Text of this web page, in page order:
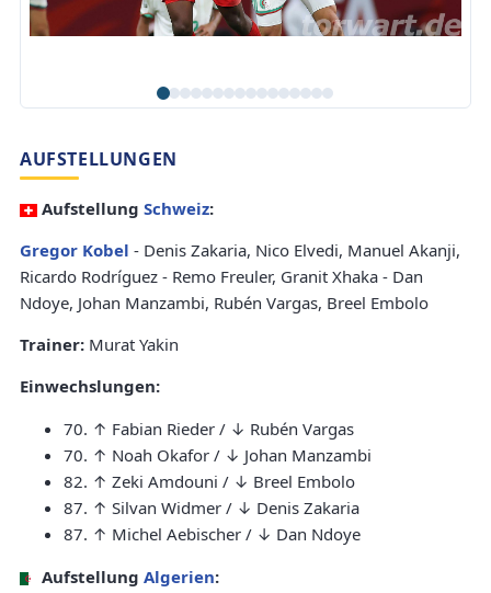
AUFSTELLUNGEN
Aufstellung Schweiz:
Gregor Kobel - Denis Zakaria, Nico Elvedi, Manuel Akanji,
Ricardo Rodríguez - Remo Freuler, Granit Xhaka - Dan
Ndoye, Johan Manzambi, Rubén Vargas, Breel Embolo
Trainer: Murat Yakin
Einwechslungen:
70. ↑ Fabian Rieder / ↓ Rubén Vargas
70. ↑ Noah Okafor / ↓ Johan Manzambi
82. ↑ Zeki Amdouni / ↓ Breel Embolo
87. ↑ Silvan Widmer / ↓ Denis Zakaria
87. ↑ Michel Aebischer / ↓ Dan Ndoye
Aufstellung Algerien: